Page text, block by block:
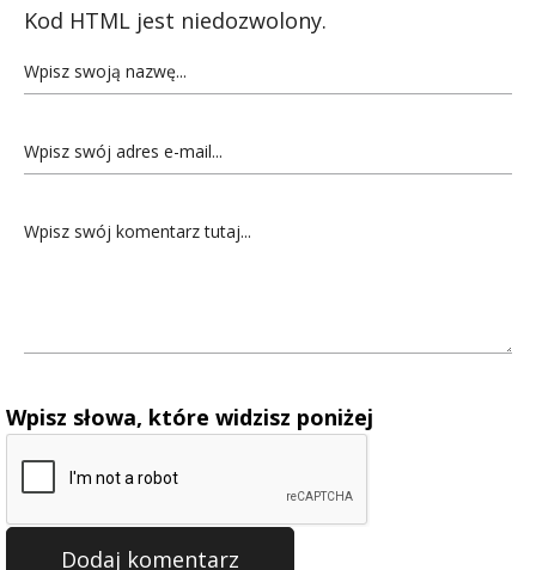
Kod HTML jest niedozwolony.
Wpisz słowa, które widzisz poniżej